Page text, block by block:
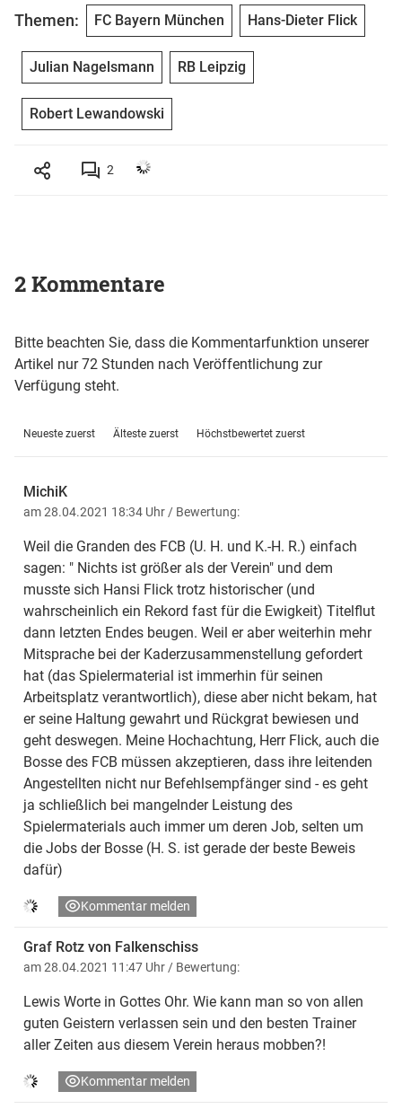
Themen: FC Bayern München Hans-Dieter Flick
Julian Nagelsmann RB Leipzig
Robert Lewandowski
2
2 Kommentare
Bitte beachten Sie, dass die Kommentarfunktion unserer
Artikel nur 72 Stunden nach Veröffentlichung zur
Verfügung steht.
Neueste zuerst Älteste zuerst Höchstbewertet zuerst
MichiK
am 28.04.2021 18:34 Uhr / Bewertung:
Weil die Granden des FCB (U. H. und K.-H. R.) einfach
sagen: " Nichts ist größer als der Verein" und dem
musste sich Hansi Flick trotz historischer (und
wahrscheinlich ein Rekord fast für die Ewigkeit) Titelflut
dann letzten Endes beugen. Weil er aber weiterhin mehr
Mitsprache bei der Kaderzusammenstellung gefordert
hat (das Spielermaterial ist immerhin für seinen
Arbeitsplatz verantwortlich), diese aber nicht bekam, hat
er seine Haltung gewahrt und Rückgrat bewiesen und
geht deswegen. Meine Hochachtung, Herr Flick, auch die
Bosse des FCB müssen akzeptieren, dass ihre leitenden
Angestellten nicht nur Befehlsempfänger sind - es geht
ja schließlich bei mangelnder Leistung des
Spielermaterials auch immer um deren Job, selten um
die Jobs der Bosse (H. S. ist gerade der beste Beweis
dafür)
Kommentar melden
Graf Rotz von Falkenschiss
am 28.04.2021 11:47 Uhr / Bewertung:
Lewis Worte in Gottes Ohr. Wie kann man so von allen
guten Geistern verlassen sein und den besten Trainer
aller Zeiten aus diesem Verein heraus mobben?!
Kommentar melden